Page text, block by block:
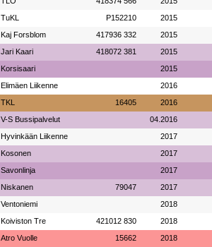
TuKL P152210 2015
Kaj Forsblom 417936 332 2015
Jari Kaari 418072 381 2015
Korsisaari 2015
Elimäen Liikenne 2016
TKL 16405 2016
V-S Bussipalvelut 04.2016
Hyvinkään Liikenne 2017
Kosonen 2017
Savonlinja 2017
Niskanen 79047 2017
Ventoniemi 2018
Koiviston Tre 421012 830 2018
Atro Vuolle 15662 2018